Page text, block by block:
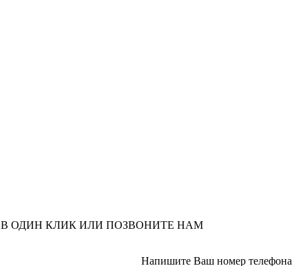
В ОДИН КЛИК ИЛИ ПОЗВОНИТЕ НАМ
Напишите Ваш номер телефона